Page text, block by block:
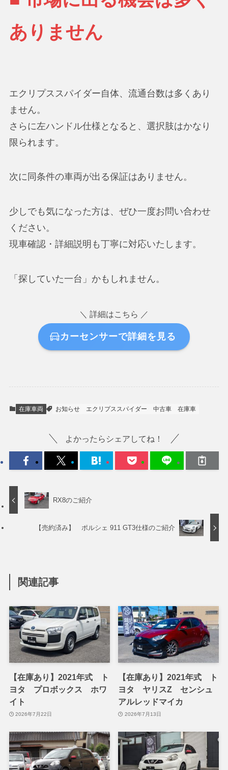
ありません
エクリプススパイダー自体、流通台数は多くあり
ません。
さらに左ハンドル仕様となると、選択肢はかなり
限られます。
次に同条件の車両が出る保証はありません。
少しでも気になった方は、ぜひ一度お問い合わせ
ください。
現車確認・詳細説明も丁寧に対応いたします。
「探していた一台」かもしれません。
＼ 詳細はこちら ／
カーセンサーで詳細を見る
在庫車両 お知らせ エクリプススパイダー 中古車 在庫車
よかったらシェアしてね！
RX8のご紹介
【売約済み】 ポルシェ 911 GT3仕様のご紹介
関連記事
【在庫あり】2021年式 ト
ヨタ プロボックス ホワ
イト
2026年7月22日
【在庫あり】2021年式 ト
ヨタ ヤリスZ センシュ
アルレッドマイカ
2026年7月13日